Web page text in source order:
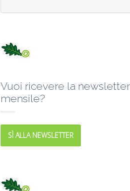
Vuoi ricevere la newsletter
mensile?
SÌ ALLA NEWSLETTER